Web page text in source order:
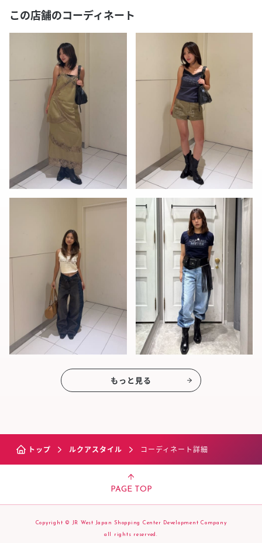
この店舗のコーディネート
もっと見る
トップ ルクアスタイル コーディネート詳細
PAGE TOP
Copyright © JR West Japan Shopping Center Development Company
all rights reserved.